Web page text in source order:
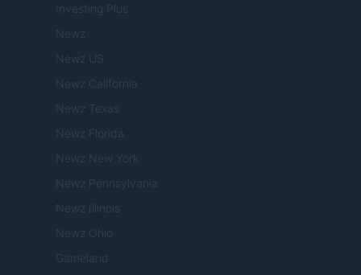
Investing Plus
Newz
Newz US
Newz California
Newz Texas
Newz Florida
Newz New York
Newz Pennsylvania
Newz Illinois
Newz Ohio
Gameland